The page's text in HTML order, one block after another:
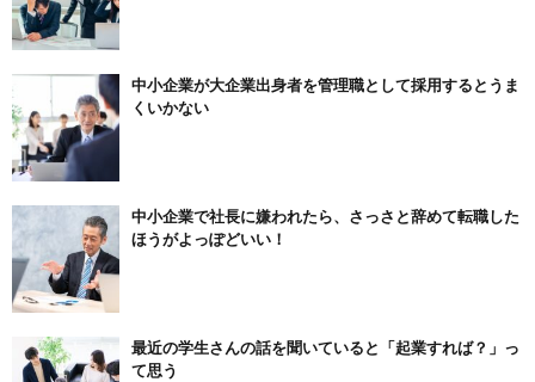
中小企業が大企業出身者を管理職として採用するとうま
くいかない
中小企業で社長に嫌われたら、さっさと辞めて転職した
ほうがよっぽどいい！
最近の学生さんの話を聞いていると「起業すれば？」っ
て思う